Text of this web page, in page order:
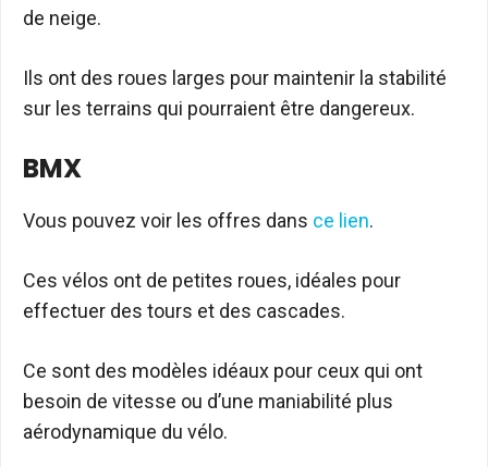
de neige.
Ils ont des roues larges pour maintenir la stabilité
sur les terrains qui pourraient être dangereux.
BMX
Vous pouvez voir les offres dans ce lien.
Ces vélos ont de petites roues, idéales pour
effectuer des tours et des cascades.
Ce sont des modèles idéaux pour ceux qui ont
besoin de vitesse ou d’une maniabilité plus
aérodynamique du vélo.